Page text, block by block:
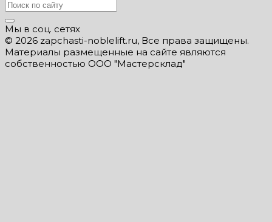
Мы в соц. сетях
© 2026 zapchasti-noblelift.ru, Все права защищены.
Материалы размещенные на сайте являются
собственностью ООО "Мастерсклад"